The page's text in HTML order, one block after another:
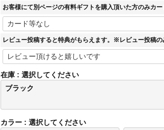
お客様にて別ページの有料ギフトを購入頂いた方のみカ
レビュー投稿すると特典がもらえます。※レビュー投稿
在庫
選択してください
ブラック
カラー 選択してください